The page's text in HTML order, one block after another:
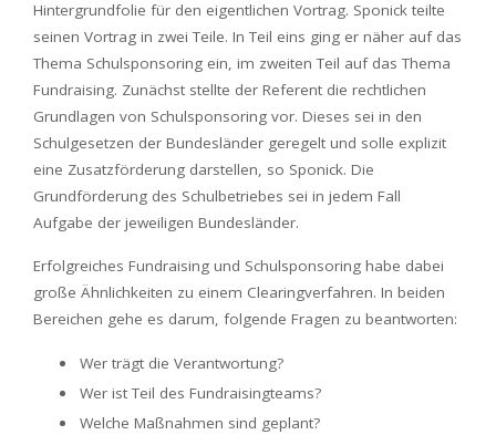
Hintergrundfolie für den eigentlichen Vortrag. Sponick teilte
seinen Vortrag in zwei Teile. In Teil eins ging er näher auf das
Thema Schulsponsoring ein, im zweiten Teil auf das Thema
Fundraising. Zunächst stellte der Referent die rechtlichen
Grundlagen von Schulsponsoring vor. Dieses sei in den
Schulgesetzen der Bundesländer geregelt und solle explizit
eine Zusatzförderung darstellen, so Sponick. Die
Grundförderung des Schulbetriebes sei in jedem Fall
Aufgabe der jeweiligen Bundesländer.
Erfolgreiches Fundraising und Schulsponsoring habe dabei
große Ähnlichkeiten zu einem Clearingverfahren. In beiden
Bereichen gehe es darum, folgende Fragen zu beantworten:
Wer trägt die Verantwortung?
Wer ist Teil des Fundraisingteams?
Welche Maßnahmen sind geplant?